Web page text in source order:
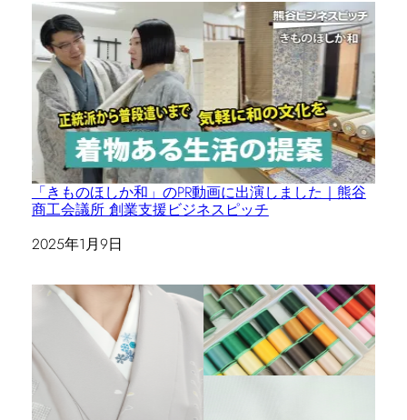
「きものほしか和」のPR動画に出演しました｜熊谷
商工会議所 創業支援ビジネスピッチ
日付
2025年1月9日